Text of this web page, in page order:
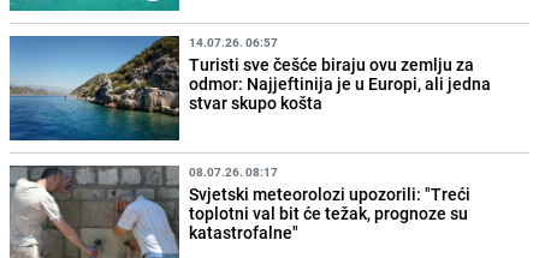
14.07.26. 06:57
Turisti sve češće biraju ovu zemlju za
odmor: Najjeftinija je u Europi, ali jedna
stvar skupo košta
08.07.26. 08:17
Svjetski meteorolozi upozorili: "Treći
toplotni val bit će težak, prognoze su
katastrofalne"